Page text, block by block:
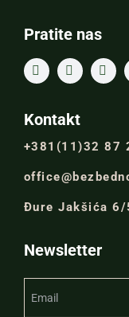
Pratite nas
Kontakt
+381(11)32 87
Đure Jakšića 6/
Newsletter